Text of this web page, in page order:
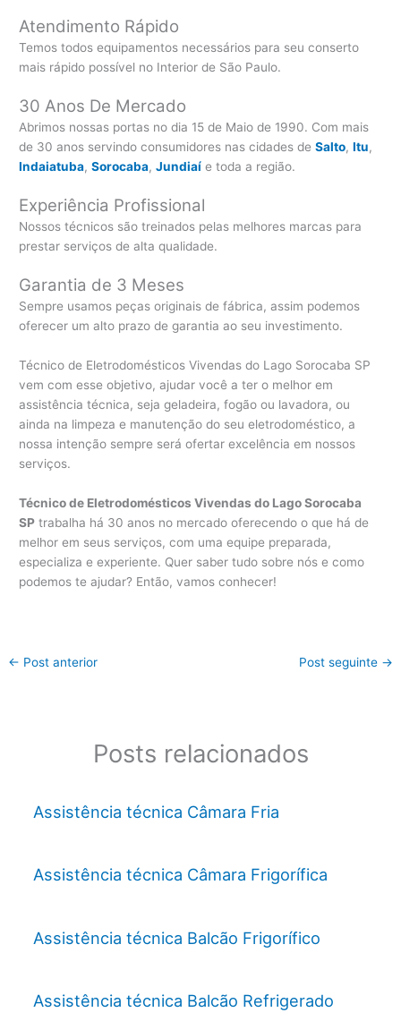
Atendimento Rápido
Temos todos equipamentos necessários para seu conserto
mais rápido possível no Interior de São Paulo.
30 Anos De Mercado
Abrimos nossas portas no dia 15 de Maio de 1990. Com mais
de 30 anos servindo consumidores nas cidades deSalto,Itu,
Indaiatuba,Sorocaba,Jundiaí e toda a região.
Experiência Profissional
Nossos técnicos são treinados pelas melhores marcas para
prestar serviços de alta qualidade.
Garantia de 3 Meses
Sempre usamos peças originais de fábrica, assim podemos
oferecer um alto prazo de garantia ao seu investimento.
Técnico de Eletrodomésticos Vivendas do Lago Sorocaba SP
vem com esse objetivo, ajudar você a ter o melhor em
assistência técnica, seja geladeira, fogão ou lavadora, ou
ainda na limpeza e manutenção do seu eletrodoméstico, a
nossa intenção sempre será ofertar excelência em nossos
serviços.
Técnico de Eletrodomésticos Vivendas do Lago Sorocaba
SP trabalha há 30 anos no mercado oferecendo o que há de
melhor em seus serviços, com uma equipe preparada,
especializa e experiente. Quer saber tudo sobre nós e como
podemos te ajudar? Então, vamos conhecer!
← Post anterior Post seguinte →
Posts relacionados
Assistência técnica Câmara Fria
Assistência técnica Câmara Frigorífica
Assistência técnica Balcão Frigorífico
Assistência técnica Balcão Refrigerado